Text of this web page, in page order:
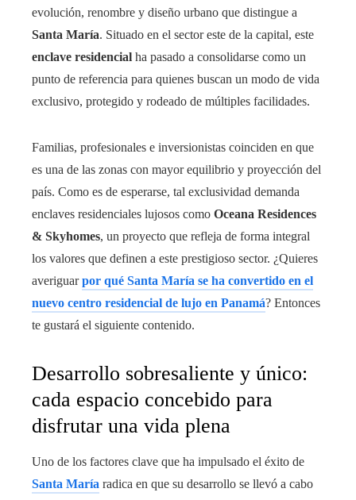
evolución, renombre y diseño urbano que distingue a
Santa María. Situado en el sector este de la capital, este
enclave residencial ha pasado a consolidarse como un
punto de referencia para quienes buscan un modo de vida
exclusivo, protegido y rodeado de múltiples facilidades.
Familias, profesionales e inversionistas coinciden en que
es una de las zonas con mayor equilibrio y proyección del
país. Como es de esperarse, tal exclusividad demanda
enclaves residenciales lujosos como Oceana Residences
& Skyhomes, un proyecto que refleja de forma integral
los valores que definen a este prestigioso sector. ¿Quieres
averiguarpor qué Santa María se ha convertido en el
nuevo centro residencial de lujo en Panamá? Entonces
te gustará el siguiente contenido.
Desarrollo sobresaliente y único:
cada espacio concebido para
disfrutar una vida plena
Uno de los factores clave que ha impulsado el éxito de
Santa María radica en que su desarrollo se llevó a cabo